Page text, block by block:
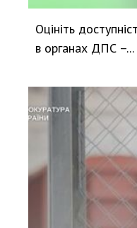
Оцініть
в органах ДПС –...